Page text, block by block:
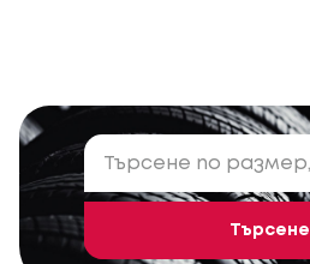
Търсене